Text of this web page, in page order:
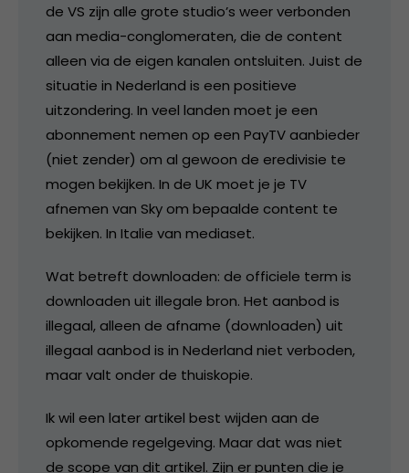
de VS zijn alle grote studio’s weer verbonden
aan media-conglomeraten, die de content
alleen via de eigen kanalen ontsluiten. Juist de
situatie in Nederland is een positieve
uitzondering. In veel landen moet je een
abonnement nemen op een PayTV aanbieder
(niet zender) om al gewoon de eredivisie te
mogen bekijken. In de UK moet je je TV
afnemen van Sky om bepaalde content te
bekijken. In Italie van mediaset.
Wat betreft downloaden: de officiele term is
downloaden uit illegale bron. Het aanbod is
illegaal, alleen de afname (downloaden) uit
illegaal aanbod is in Nederland niet verboden,
maar valt onder de thuiskopie.
Ik wil een later artikel best wijden aan de
opkomende regelgeving. Maar dat was niet
de scope van dit artikel. Zijn er punten die je